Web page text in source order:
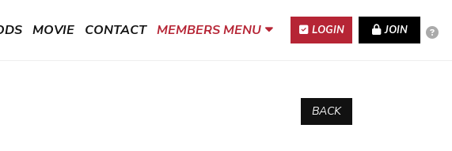
MOVIE CONTACT MEMBERS MENU LOGIN JOIN
BACK